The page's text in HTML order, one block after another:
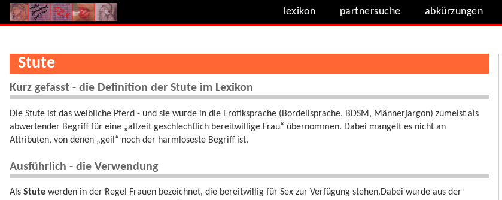
lexikon partnersuche abkürzungen
Stute
Kurz gefasst - die Definition der Stute im Lexikon
Die Stute ist das weibliche Pferd - und sie wurde in die Erotiksprache (Bordellsprache, BDSM, Männerjargon) zumeist als
abwertender Begriff für eine „allzeit geschlechtlich bereitwillige Frau“ übernommen. Dabei mangelt es nicht an
Attributen, von denen „geil“ noch der harmloseste Begriff ist.
Ausführlich - die Verwendung
Als Stute werden in der Regel Frauen bezeichnet, die bereitwillig für Sex zur Verfügung stehen.Dabei wurde aus der